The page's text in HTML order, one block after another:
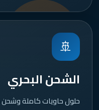
🚢
الشحن البحري
حلول حاويات كاملة وشحن